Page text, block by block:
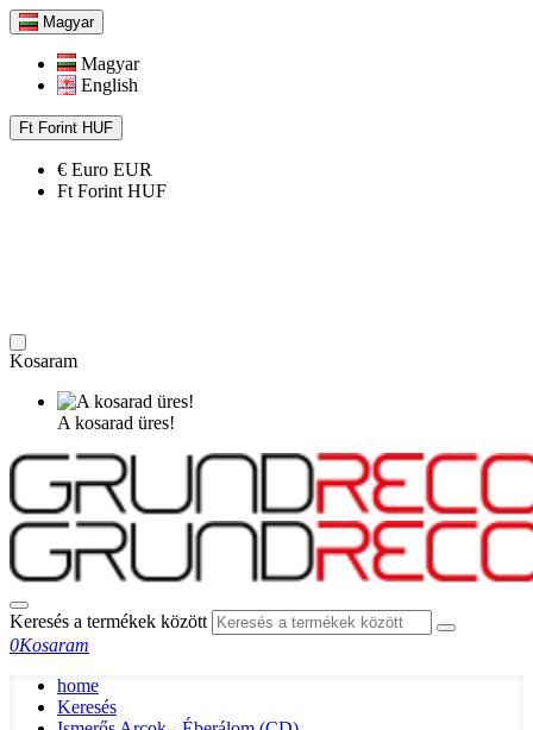
Magyar
Magyar
English
Ft Forint HUF
€ Euro EUR
Ft Forint HUF
Kosaram
A kosarad üres!
Keresés a termékek között
0Kosaram
home
Keresés